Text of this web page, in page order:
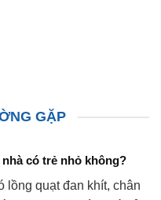
GẶP
có trẻ nhỏ không?
lồng quạt đan khít, chân